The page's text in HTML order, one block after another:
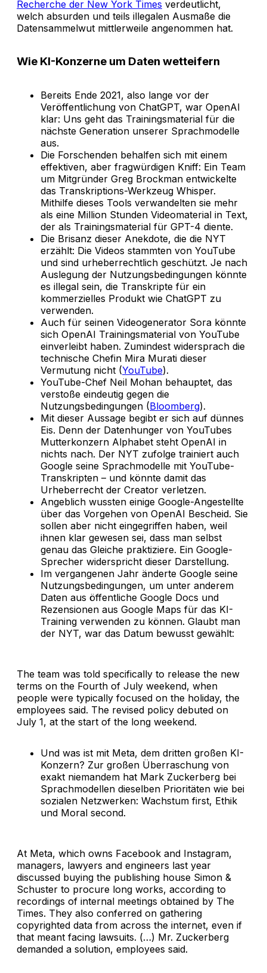
Recherche der New York Times verdeutlicht,
welch absurden und teils illegalen Ausmaße die
Datensammelwut mittlerweile angenommen hat.
Wie KI-Konzerne um Daten wetteifern
Bereits Ende 2021, also lange vor der
Veröffentlichung von ChatGPT, war OpenAI
klar: Uns geht das Trainingsmaterial für die
nächste Generation unserer Sprachmodelle
aus.
Die Forschenden behalfen sich mit einem
effektiven, aber fragwürdigen Kniff: Ein Team
um Mitgründer Greg Brockman entwickelte
das Transkriptions-Werkzeug Whisper.
Mithilfe dieses Tools verwandelten sie mehr
als eine Million Stunden Videomaterial in Text,
der als Trainingsmaterial für GPT-4 diente.
Die Brisanz dieser Anekdote, die die NYT
erzählt: Die Videos stammten von YouTube
und sind urheberrechtlich geschützt. Je nach
Auslegung der Nutzungsbedingungen könnte
es illegal sein, die Transkripte für ein
kommerzielles Produkt wie ChatGPT zu
verwenden.
Auch für seinen Videogenerator Sora könnte
sich OpenAI Trainingsmaterial von YouTube
einverleibt haben. Zumindest widersprach die
technische Chefin Mira Murati dieser
Vermutung nicht (YouTube).
YouTube-Chef Neil Mohan behauptet, das
verstoße eindeutig gegen die
Nutzungsbedingungen (Bloomberg).
Mit dieser Aussage begibt er sich auf dünnes
Eis. Denn der Datenhunger von YouTubes
Mutterkonzern Alphabet steht OpenAI in
nichts nach. Der NYT zufolge trainiert auch
Google seine Sprachmodelle mit YouTube-
Transkripten – und könnte damit das
Urheberrecht der Creator verletzen.
Angeblich wussten einige Google-Angestellte
über das Vorgehen von OpenAI Bescheid. Sie
sollen aber nicht eingegriffen haben, weil
ihnen klar gewesen sei, dass man selbst
genau das Gleiche praktiziere. Ein Google-
Sprecher widerspricht dieser Darstellung.
Im vergangenen Jahr änderte Google seine
Nutzungsbedingungen, um unter anderem
Daten aus öffentliche Google Docs und
Rezensionen aus Google Maps für das KI-
Training verwenden zu können. Glaubt man
der NYT, war das Datum bewusst gewählt:
The team was told specifically to release the new
terms on the Fourth of July weekend, when
people were typically focused on the holiday, the
employees said. The revised policy debuted on
July 1, at the start of the long weekend.
Und was ist mit Meta, dem dritten großen KI-
Konzern? Zur großen Überraschung von
exakt niemandem hat Mark Zuckerberg bei
Sprachmodellen dieselben Prioritäten wie bei
sozialen Netzwerken: Wachstum first, Ethik
und Moral second.
At Meta, which owns Facebook and Instagram,
managers, lawyers and engineers last year
discussed buying the publishing house Simon &
Schuster to procure long works, according to
recordings of internal meetings obtained by The
Times. They also conferred on gathering
copyrighted data from across the internet, even if
that meant facing lawsuits. (…) Mr. Zuckerberg
demanded a solution, employees said.